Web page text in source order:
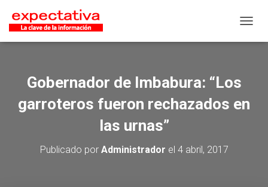
Gobernador de Imbabura: “Los
garroteros fueron rechazados en
las urnas”
Publicado por Administrador el 4 abril, 2017